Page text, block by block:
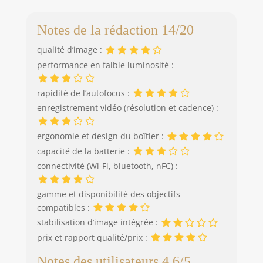
automatique
Pixel, la prise de
vue en continu
la vidéo 4K(2) vous
permettent
instants parfaits.
De plus, cet
appareil photo
doté de la fonction
de détection du
visage et de suivi
des yeux et le
stabilisateur
Notes de la rédaction 14/20
qualité d’image :
performance en faible luminosité :
rapidité de l’autofocus :
enregistrement vidéo (résolution et cadence) :
ergonomie et design du boîtier :
capacité de la batterie :
connectivité (Wi-Fi, bluetooth, nFC) :
gamme et disponibilité des objectifs
compatibles :
stabilisation d’image intégrée :
prix et rapport qualité/prix :